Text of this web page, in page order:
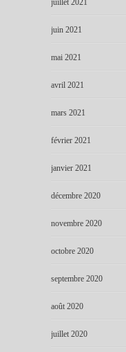
juillet 2021
juin 2021
mai 2021
avril 2021
mars 2021
février 2021
janvier 2021
décembre 2020
novembre 2020
octobre 2020
septembre 2020
août 2020
juillet 2020